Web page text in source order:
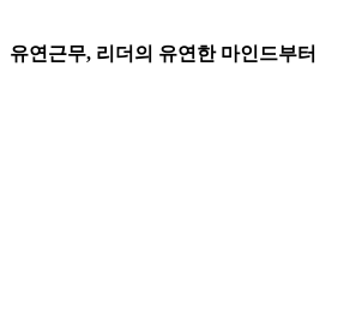
유연근무, 리더의 유연한 마인드부터